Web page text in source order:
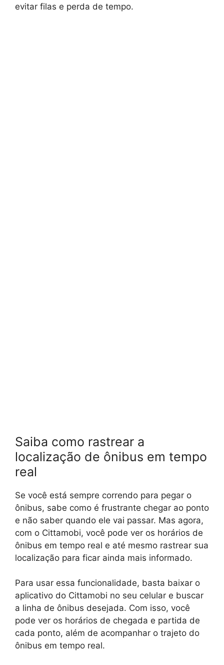
evitar filas e perda de tempo.
Saiba como rastrear a
localização de ônibus em tempo
real
Se você está sempre correndo para pegar o
ônibus, sabe como é frustrante chegar ao ponto
e não saber quando ele vai passar. Mas agora,
com o Cittamobi, você pode ver os horários de
ônibus em tempo real e até mesmo rastrear sua
localização para ficar ainda mais informado.
Para usar essa funcionalidade, basta baixar o
aplicativo do Cittamobi no seu celular e buscar
a linha de ônibus desejada. Com isso, você
pode ver os horários de chegada e partida de
cada ponto, além de acompanhar o trajeto do
ônibus em tempo real.